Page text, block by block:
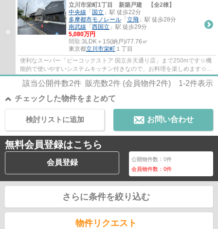
立川市栄町1丁目 新築戸建 【全2棟】
中央線 「 国立 」駅 徒歩22分
多摩都市モノレール 「 立飛 」駅 徒歩28分
南武線 「 西国立 」駅 徒歩29分
5,080万円
間取:3LDK＋1S(納戸)/77.76㎡
東京都立川市栄町 １丁目
便利なスーパー「ピーコックストア 国立弁天通り店」まで250mです☆機
能的で使いやすいシステムキッチン付きなので、お料理を楽しめます☆2
駅利用できる場所にあるので利便性が高いです☆...
該当公開件数2件 販売数2件 (会員物件2件) 1-2件表示
チェックした物件をまとめて
お問い合わせ
検討リストに追加
無料会員登録はこちら
会員登録 公開物件数：0件
会員物件数：0件
さらに条件を絞り込む
物件リクエスト